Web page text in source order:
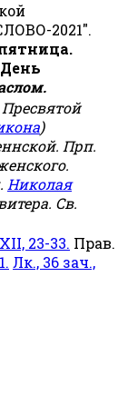
2021".
)
Прп.
Николая
Св.
23-33. Прав.
Лк., 36 зач.,